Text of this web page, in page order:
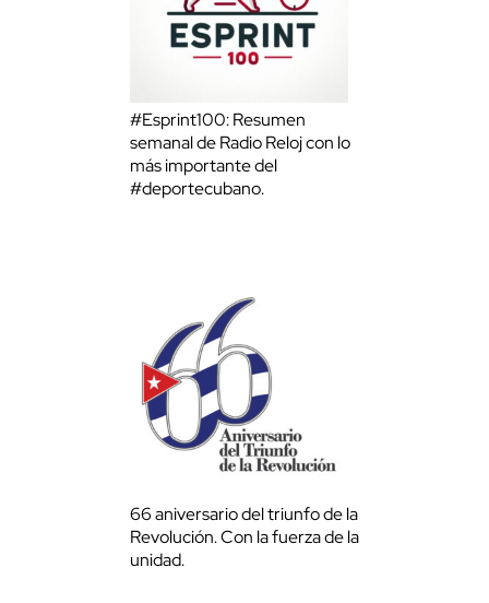
#Esprint100: Resumen
semanal de Radio Reloj con lo
más importante del
#deportecubano.
66 aniversario del triunfo de la
Revolución. Con la fuerza de la
unidad.